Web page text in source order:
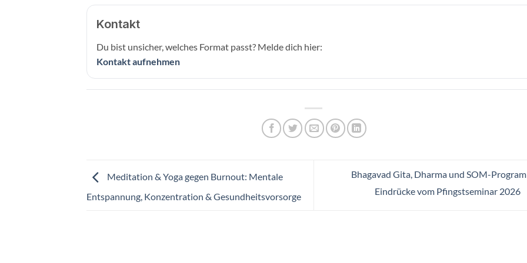
Kontakt
Du bist unsicher, welches Format passt? Melde dich hier:
Kontakt aufnehmen
Meditation & Yoga gegen Burnout: Mentale
Entspannung, Konzentration & Gesundheitsvorsorge
Bhagavad Gita, Dharma und SOM-
Eindrücke vom Pfingstseminar 2026